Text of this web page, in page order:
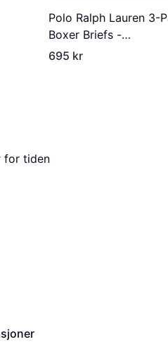
Polo Ralph Lauren 3-
Boxer Briefs -
Black/Grey/White
695 kr
for tiden